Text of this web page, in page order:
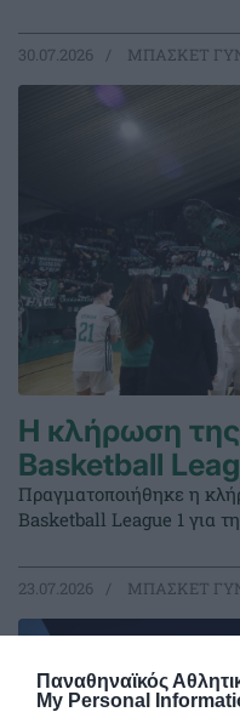
Παναθηναϊκός
My Personal
30.07.2026 ΜΠΑΣΚΕΤ
Η κλήρωση
Basketball
Πραγματοποιήθηκε η
Basketball League 1 για
23.07.2026 ΜΠΑΣΚΕΤ